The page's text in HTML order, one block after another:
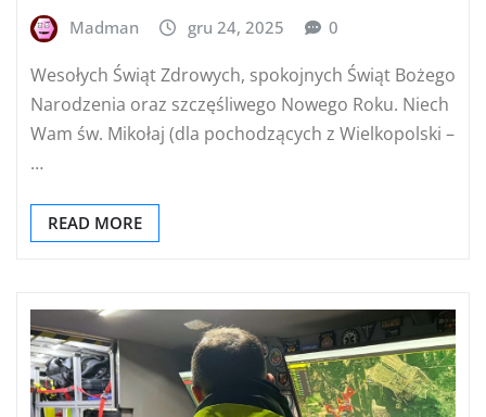
Madman gru 24, 2025 0
Wesołych Świąt Zdrowych, spokojnych Świąt Bożego
Narodzenia oraz szczęśliwego Nowego Roku. Niech
Wam św. Mikołaj (dla pochodzących z Wielkopolski –
…
READ MORE